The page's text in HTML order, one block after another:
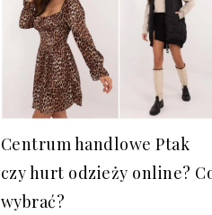
Centrum handlowe Ptak
czy hurt odzieży online?
wybrać?